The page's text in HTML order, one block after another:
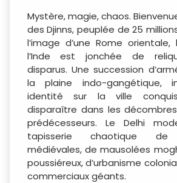
Mystère, magie, chaos.
des Djinns, peuplée de 25
l’image d’une Rome
l’Inde est jonchée de
disparus. Une succession
la plaine indo-gangétique,
identité sur la ville
disparaître dans les
prédécesseurs. Le Delhi
tapisserie chaotique de
médiévales, de mausolées
poussiéreux, d’urbanisme
commerciaux géants.